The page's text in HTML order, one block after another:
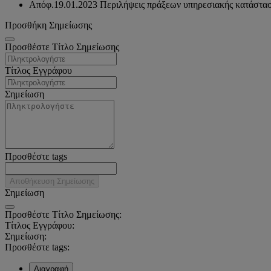
Απόφ.19.01.2023 Περιλήψεις πράξεων υπηρεσιακής
Προσθήκη Σημείωσης
Προσθέστε Τίτλο Σημείωσης
Τίτλος Εγγράφου
Σημείωση
Προσθέστε tags
Αποθήκευση Σημείωσης
Σημείωση
Προσθέστε Τίτλο Σημείωσης:
Τίτλος Εγγράφου:
Σημείωση:
Προσθέστε tags:
Διαγραφή